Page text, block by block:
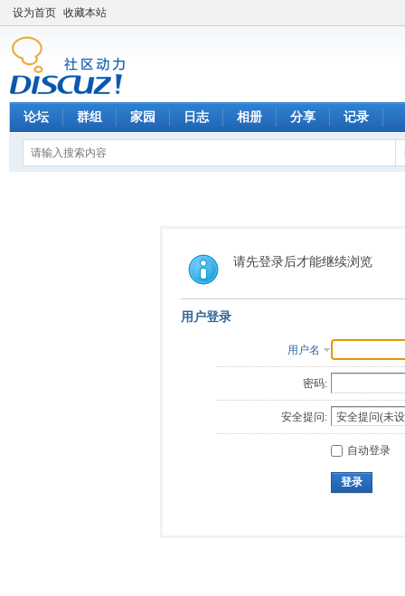
设为首页 收藏本站
论坛 群组 家园 日志 相册 分享 记录
请先登录后才能继续浏览
用户登录
用户名
密码:
安全提问:
自动登录
登录